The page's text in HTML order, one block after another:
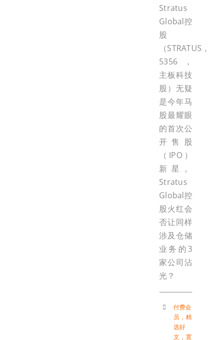
Stratus
Global控
股
（STRATUS，
5356，
主板科技
股）无疑
是今年马
股最耀眼
的首次公
开售股
（IPO）
新星。
Stratus
Global控
股火红会
否让同样
涉及仓储
业务的3
家公司沾
光？
付费会
员 ， 精
选好
文 ， 置